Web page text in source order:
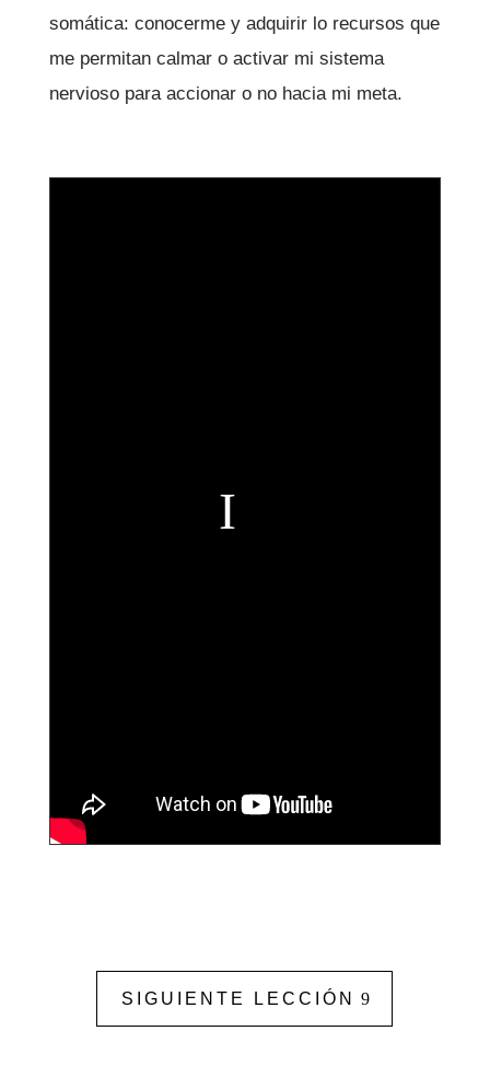
somática: conocerme y adquirir lo recursos que
me permitan calmar o activar mi sistema
nervioso para accionar o no hacia mi meta.
SIGUIENTE LECCIÓN